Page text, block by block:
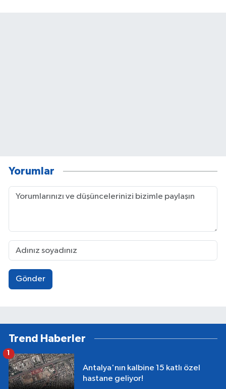
Yorumlar
Gönder
Trend Haberler
Antalya'nın kalbine 15 katlı özel
hastane geliyor!
1